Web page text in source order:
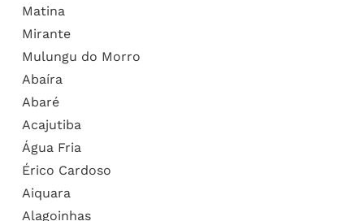
Matina
Mirante
Mulungu do Morro
Abaíra
Abaré
Acajutiba
Água Fria
Érico Cardoso
Aiquara
Alagoinhas